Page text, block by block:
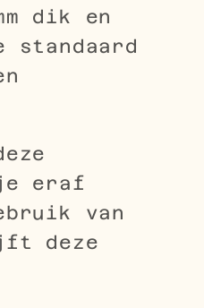
dik en
standaard
eraf
van
deze